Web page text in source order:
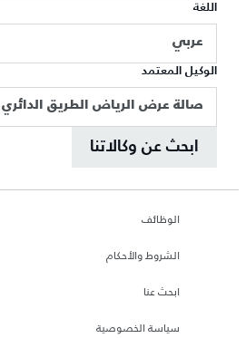
اللغة
عربي
الوكيل المعتمد
صالة عرض الرياض الطريق
ابحث عن وكالاتنا
الوظائف
الشروط والأحكام
ابحث عنا
سياسة الخصوصية